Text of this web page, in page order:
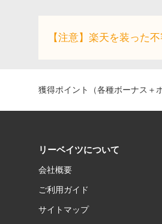
【注意】楽天を装った
獲得ポイント（各種ボーナス＋
リーベイツについて
会社概要
ご利用ガイド
サイトマップ